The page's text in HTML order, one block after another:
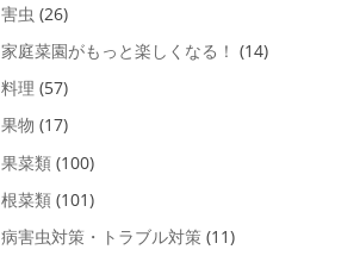
害虫 (26)
家庭菜園がもっと楽しくなる！ (14)
料理 (57)
果物 (17)
果菜類 (100)
根菜類 (101)
病害虫対策・トラブル対策 (11)